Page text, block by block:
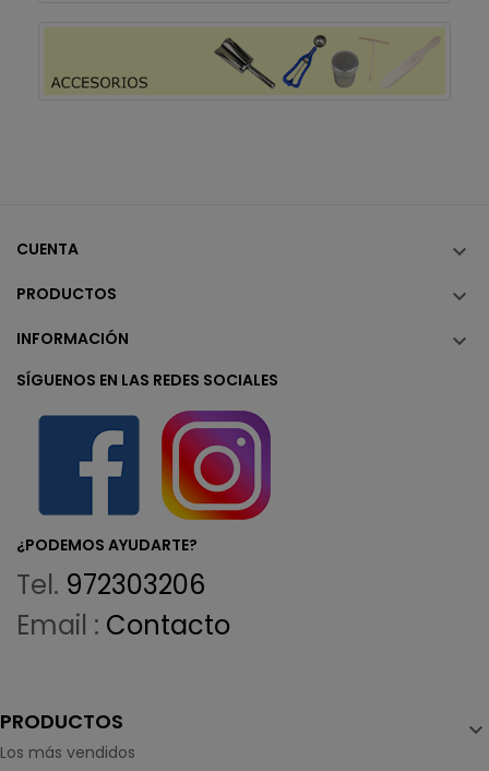
CUENTA 
PRODUCTOS 
INFORMACIÓN 
SÍGUENOS EN LAS REDES SOCIALES
¿PODEMOS AYUDARTE?
Tel. 972303206
Email : Contacto
PRODUCTOS 
Los más vendidos